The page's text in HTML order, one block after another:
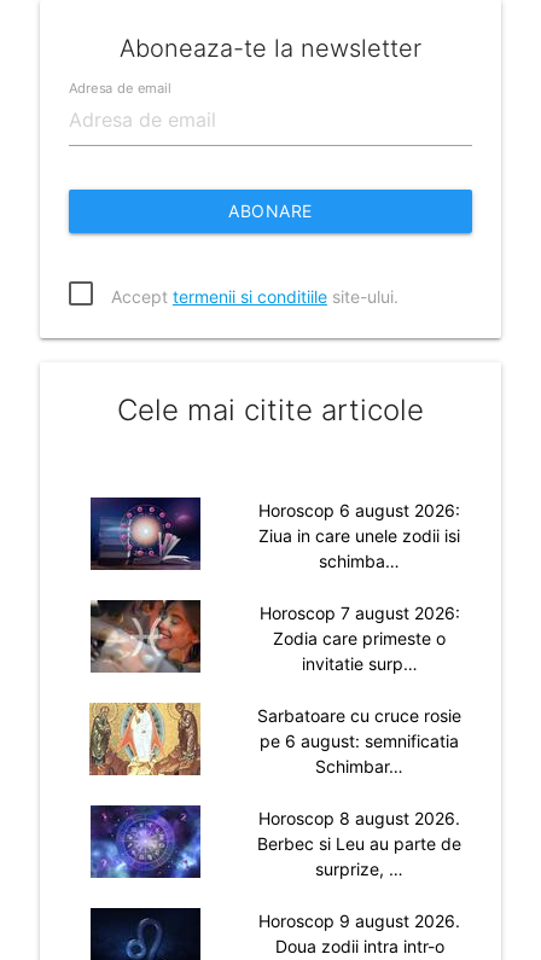
Aboneaza-te la newsletter
Adresa de email
ABONARE
Accept termenii si conditiilesite-ului.
Cele mai citite articole
Horoscop 6 august 2026:
Ziua in care unele zodii isi
schimba…
Horoscop 7 august 2026:
Zodia care primeste o
invitatie surp…
Sarbatoare cu cruce rosie
pe 6 august: semnificatia
Schimbar…
Horoscop 8 august 2026.
Berbec si Leu au parte de
surprize, …
Horoscop 9 august 2026.
Doua zodii intra intr-o